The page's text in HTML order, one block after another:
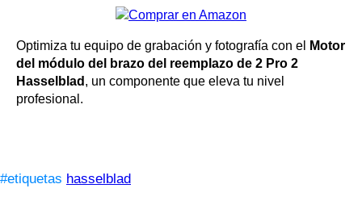
Optimiza tu equipo de grabación y fotografía con el
Motor
del módulo del brazo del reemplazo de 2 Pro 2
Hasselblad , un componente que eleva tu nivel
profesional.
#etiquetas hasselblad